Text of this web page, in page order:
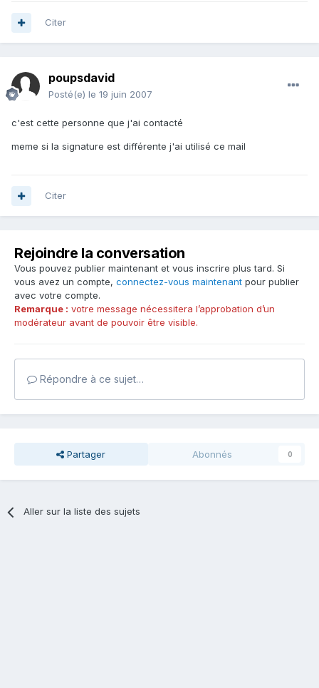
Citer
poupsdavid
Posté(e) le 19 juin 2007
c'est cette personne que j'ai contacté
meme si la signature est différente j'ai utilisé ce mail
Citer
Rejoindre la conversation
Vous pouvez publier maintenant et vous inscrire plus tard. Si
vous avez un compte, connectez-vous maintenant pour publier
avec votre compte.
Remarque : votre message nécessitera l’approbation d’un
modérateur avant de pouvoir être visible.
Répondre à ce sujet…
Partager Abonnés 0
Aller sur la liste des sujets